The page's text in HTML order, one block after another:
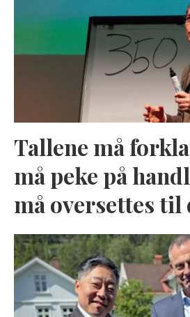
Tallene må
må peke på
må oversettes